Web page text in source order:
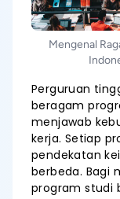
Mengenal
Perguruan
beragam
menjawab
kerja. Setiap
pendekatan
berbeda. Bagi
program studi